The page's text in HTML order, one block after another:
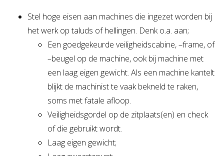
Stel hoge eisen aan machines die ingezet worden bij
het werk op taluds of hellingen. Denk o.a. aan;
Een goedgekeurde veiligheidscabine, –frame, of
–beugel op de machine, ook bij machine met
een laag eigen gewicht. Als een machine kantelt
blijkt de machinist te vaak bekneld te raken,
soms met fatale afloop.
Veiligheidsgordel op de zitplaats(en) en check
of die gebruikt wordt.
Laag eigen gewicht;